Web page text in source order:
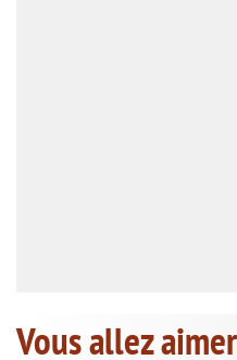
Vous allez aimer